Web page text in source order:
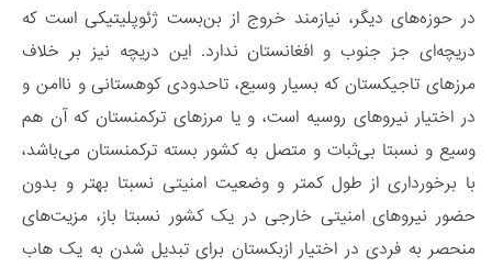
در حوزه‌های دیگر، نیازمند خروج از بن‌بست ژئوپلیتیکی است که
دریچه‌ای جز جنوب و افغانستان ندارد. این دریچه نیز بر خلاف
مرزهای تاجیکستان که بسیار وسیع، تاحدودی کوهستانی و ناامن و
در اختیار نیروهای روسیه است، و یا مرزهای ترکمنستان که آن هم
وسیع و نسبتا بی‌ثبات و متصل به کشور بسته ترکمنستان می‌باشد،
با برخورداری از طول کمتر و وضعیت امنیتی نسبتا بهتر و بدون
حضور نیروهای امنیتی خارجی در یک کشور نسبتا باز، مزیت‌های
منحصر به فردی در اختیار ازبکستان برای تبدیل شدن به یک هاب